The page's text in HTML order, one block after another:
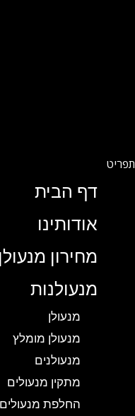
דף הבית
אודותינו
מחירון מנעולן
מנעולנות
מנעולן
מנעולן מומלץ
מנעולנים
מתקין מנעולים
החלפת מנעולים